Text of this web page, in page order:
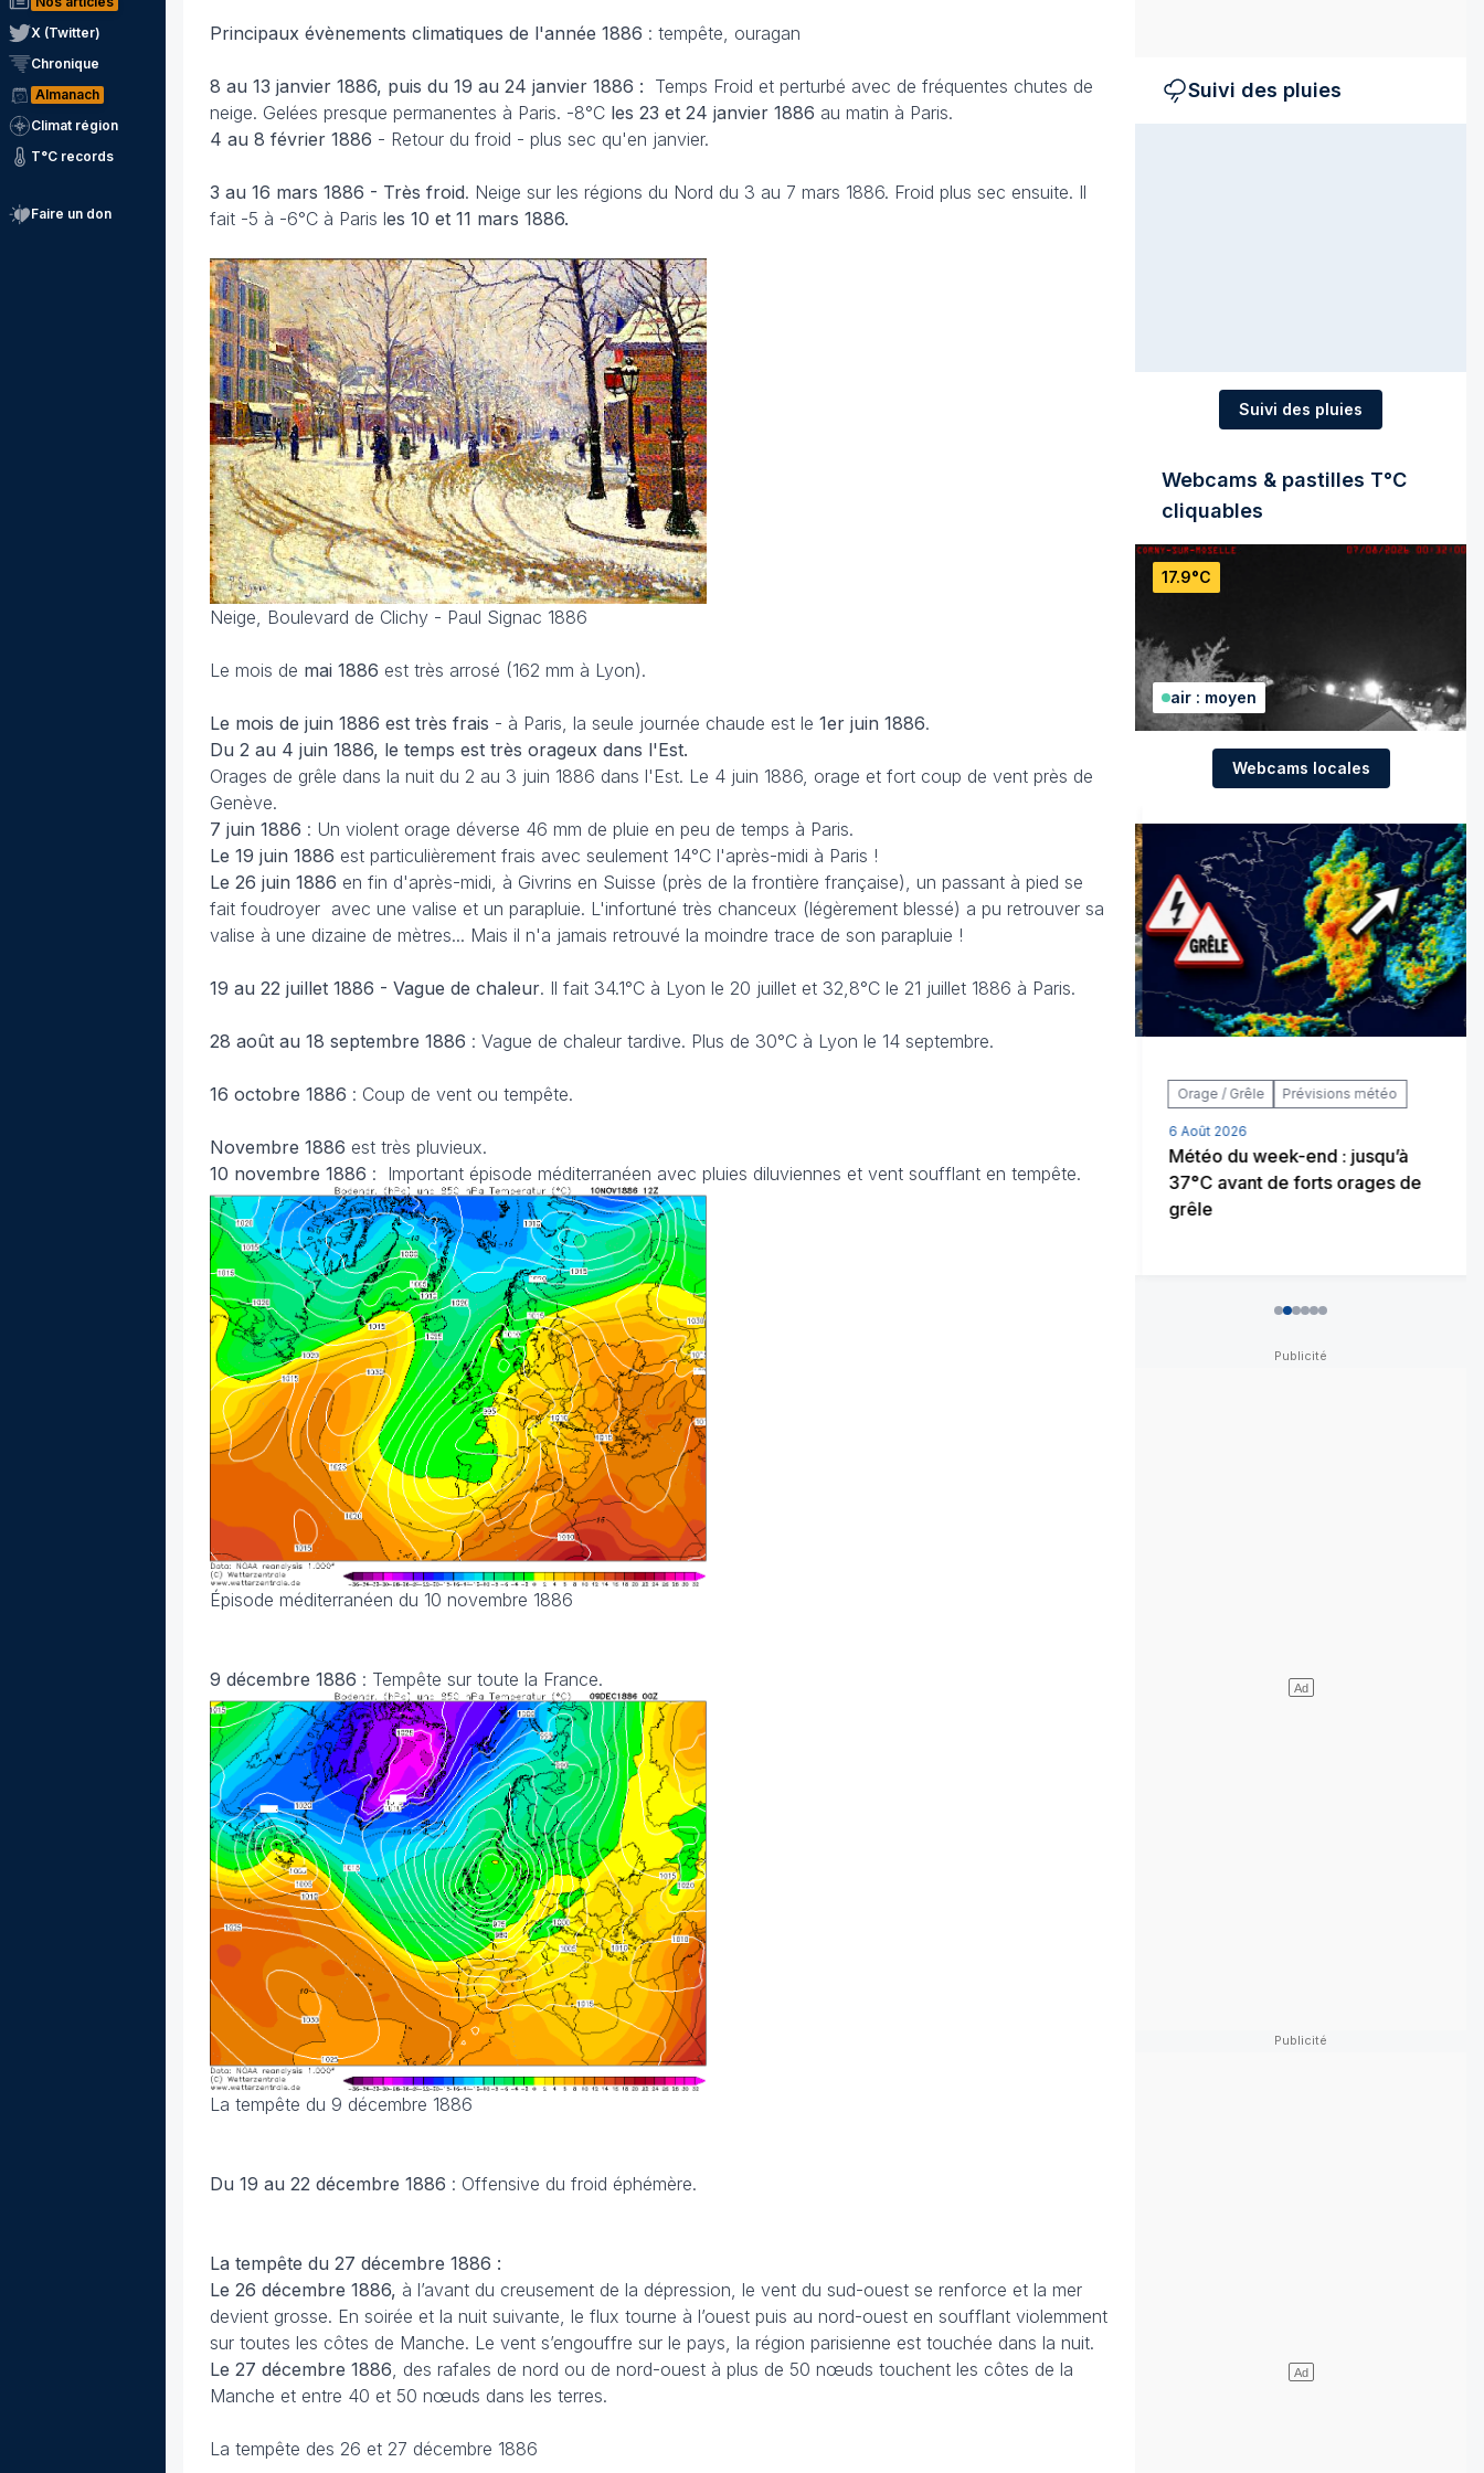
X (Twitter)
Chronique
Almanach
Climat région
T°C records
Faire un don
Principaux évènements climatiques de l'année 1886 : tempête, ouragan
8 au 13 janvier 1886, puis du 19 au 24 janvier 1886 : Temps Froid et perturbé avec de fréquentes chutes de
neige. Gelées presque permanentes à Paris. -8°C les 23 et 24 janvier 1886 au matin à Paris.
4 au 8 février 1886 - Retour du froid - plus sec qu'en janvier.
3 au 16 mars 1886 - Très froid. Neige sur les régions du Nord du 3 au 7 mars 1886. Froid plus sec ensuite. Il
fait -5 à -6°C à Paris les 10 et 11 mars 1886.
Neige, Boulevard de Clichy - Paul Signac 1886
Le mois de mai 1886 est très arrosé (162 mm à Lyon).
Le mois de juin 1886 est très frais - à Paris, la seule journée chaude est le 1er juin 1886.
Du 2 au 4 juin 1886, le temps est très orageux dans l'Est.
Orages de grêle dans la nuit du 2 au 3 juin 1886 dans l'Est. Le 4 juin 1886, orage et fort coup de vent près de
Genève.
7 juin 1886 : Un violent orage déverse 46 mm de pluie en peu de temps à Paris.
Le 19 juin 1886 est particulièrement frais avec seulement 14°C l'après-midi à Paris !
Le 26 juin 1886 en fin d'après-midi, à Givrins en Suisse (près de la frontière française), un passant à pied se
fait foudroyer avec une valise et un parapluie. L'infortuné très chanceux (légèrement blessé) a pu retrouver sa
valise à une dizaine de mètres... Mais il n'a jamais retrouvé la moindre trace de son parapluie !
19 au 22 juillet 1886 - Vague de chaleur. Il fait 34.1°C à Lyon le 20 juillet et 32,8°C le 21 juillet 1886 à Paris.
28 août au 18 septembre 1886 : Vague de chaleur tardive. Plus de 30°C à Lyon le 14 septembre.
16 octobre 1886 : Coup de vent ou tempête.
Novembre 1886 est très pluvieux.
10 novembre 1886 : Important épisode méditerranéen avec pluies diluviennes et vent soufflant en tempête.
Épisode méditerranéen du 10 novembre 1886
9 décembre 1886 : Tempête sur toute la France.
La tempête du 9 décembre 1886
Du 19 au 22 décembre 1886 : Offensive du froid éphémère.
La tempête du 27 décembre 1886 :
Le 26 décembre 1886, à l’avant du creusement de la dépression, le vent du sud-ouest se renforce et la mer
devient grosse. En soirée et la nuit suivante, le flux tourne à l’ouest puis au nord-ouest en soufflant violemment
sur toutes les côtes de Manche. Le vent s’engouffre sur le pays, la région parisienne est touchée dans la nuit.
Le 27 décembre 1886 , des rafales de nord ou de nord-ouest à plus de 50 nœuds touchent les côtes de la
Manche et entre 40 et 50 nœuds dans les terres.
La tempête des 26 et 27 décembre 1886
Suivi des pluies
Suivi des pluies
Webcams & pastilles T°C
cliquables
17.9°C
air : moyen
Webcams locales
déjà les pires années de l’histoire
Orage / Grêle Prévisions météo
6 Août 2026
Météo du week-end : jusqu’à
37°C avant de forts orages de
grêle
012345